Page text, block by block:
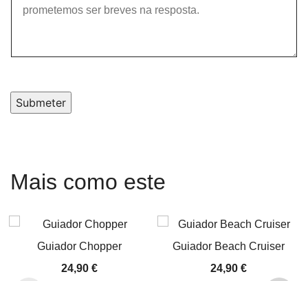
Submeter
Mais como este
Guiador Chopper
24,90€
Guiador Beach Cruiser
24,90 €